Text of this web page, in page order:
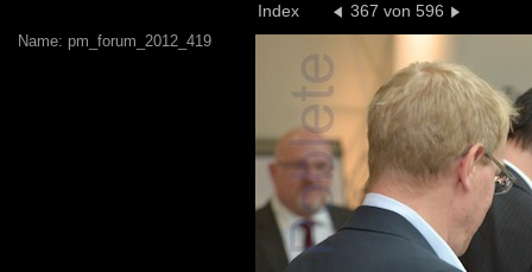
Index 367 von 596
Name: pm_forum_2012_419